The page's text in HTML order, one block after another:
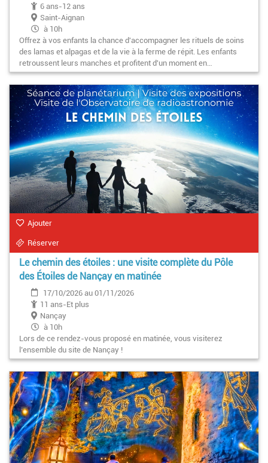
6 ans-12 ans
Saint-Aignan
à 10h
Offrez à vos enfants la chance d'accompagner les rituels de soins
des lamas et alpagas et de la vie à la ferme de répit. Les enfants
retroussent leurs manches et profitent d'un moment en…
Ajouter
Réserver
Le chemin des étoiles : une visite complète du Pôle
des Étoiles de Nançay en matinée
17/10/2026 au 01/11/2026
11 ans-Et plus
Nançay
à 10h
Lors de ce rendez-vous proposé en matinée, vous visiterez
l’ensemble du site de Nançay !